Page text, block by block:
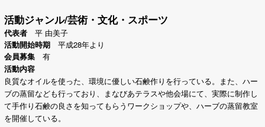
活動ジャンル/芸術・文化・スポーツ
代表者 平 由美子
活動開始時期 平成28年より
会員募集 有
活動内容
良質なオイルを使った、環境に優しい石鹸作りを行っている。また、ハー
ブの蒸留なども行っており、
まなびあテラスや他会場にて、実際に制作し
て手作り石鹸の良さを知ってもらう ワークショップや、ハーブの蒸留教室
を開催している。